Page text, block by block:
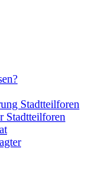
Stadtteilforen
Stadtteilforen